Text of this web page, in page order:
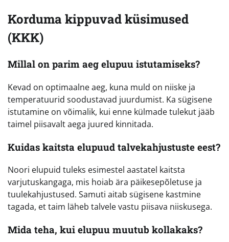
Korduma kippuvad küsimused
(KKK)
Millal on parim aeg elupuu istutamiseks?
Kevad on optimaalne aeg, kuna muld on niiske ja
temperatuurid soodustavad juurdumist. Ka sügisene
istutamine on võimalik, kui enne külmade tulekut jääb
taimel piisavalt aega juured kinnitada.
Kuidas kaitsta elupuud talvekahjustuste eest?
Noori elupuid tuleks esimestel aastatel kaitsta
varjutuskangaga, mis hoiab ära päikesepõletuse ja
tuulekahjustused. Samuti aitab sügisene kastmine
tagada, et taim läheb talvele vastu piisava niiskusega.
Mida teha, kui elupuu muutub kollakaks?